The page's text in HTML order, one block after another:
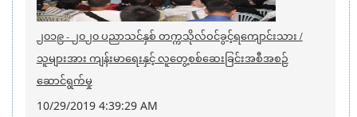
၂၀၁၉ - ၂၀၂၀ ပညာသင်နှစ် တက္ကသိုလ်ဝင်ခွင့်ရကျောင်းသား /
သူများအား ကျန်းမာရေးနှင့် လူတွေ့စစ်ဆေးခြင်းအစီအစဉ်
ဆောင်ရွက်မှု
10/29/2019 4:39:29 AM